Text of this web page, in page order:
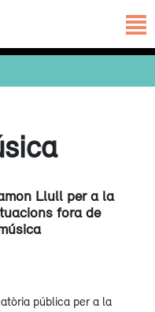
Llull per a la
fora de
pública per a la